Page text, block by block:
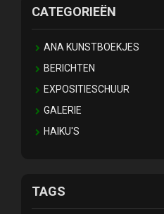
CATEGORIEËN
ANA KUNSTBOEKJES
BERICHTEN
EXPOSITIESCHUUR
GALERIE
HAIKU'S
TAGS